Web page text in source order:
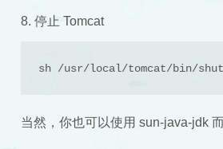
8. 停止 Tomcat
sh /usr/local/tomcat/bin/
当然，你也可以使用 sun-java-jdk